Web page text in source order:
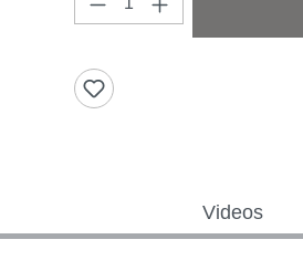
Videos